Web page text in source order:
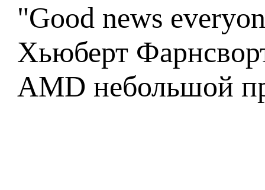
"Good news
Хьюберт
AMD небольшой